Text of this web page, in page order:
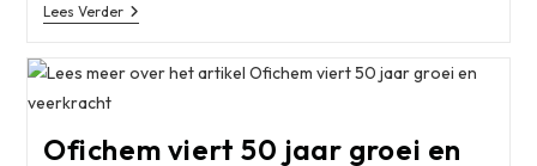
Lees VerderOfipharma
Ontvangt
Bronzen
Ofichem viert 50 jaar groei en